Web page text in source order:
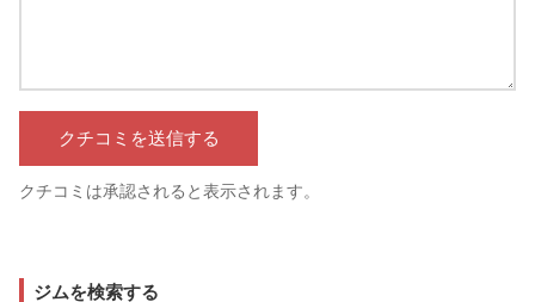
クチコミは承認されると表示されます。
ジムを検索する